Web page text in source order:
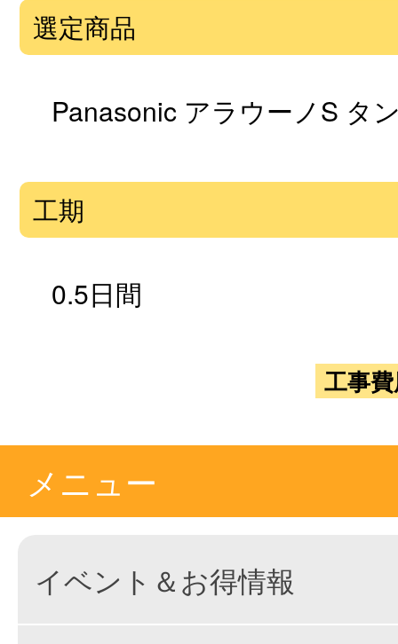
選定商品
Panasonic アラウーノS タ
工期
0.5日間
工事
メニュー
イベント＆お得情報